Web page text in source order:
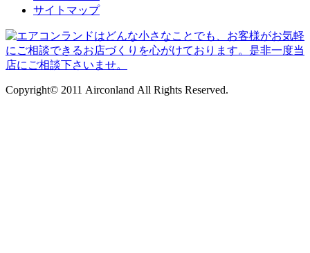
サイトマップ
Copyright© 2011 Airconland All Rights Reserved.